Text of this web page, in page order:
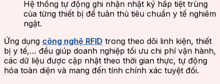
Hệ thống tự động ghi nhận nhật ký hấp tiệt trùng
của từng thiết bị để tuân thủ tiêu chuẩn y tế nghiêm
ngặt.
Ứng dụng công nghệ RFID trong theo dõi linh kiện, thiết
bị y tế,… đều giúp doanh nghiệp tối ưu chi phí vận hành,
các dữ liệu được cập nhật theo thời gian thực, tự động
hóa toàn diện và mang đến tính chính xác tuyệt đối.